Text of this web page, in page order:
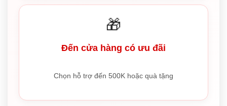
🎁
Đến cửa hàng có ưu đãi
Chọn hỗ trợ đến 500K hoặc quà tặng